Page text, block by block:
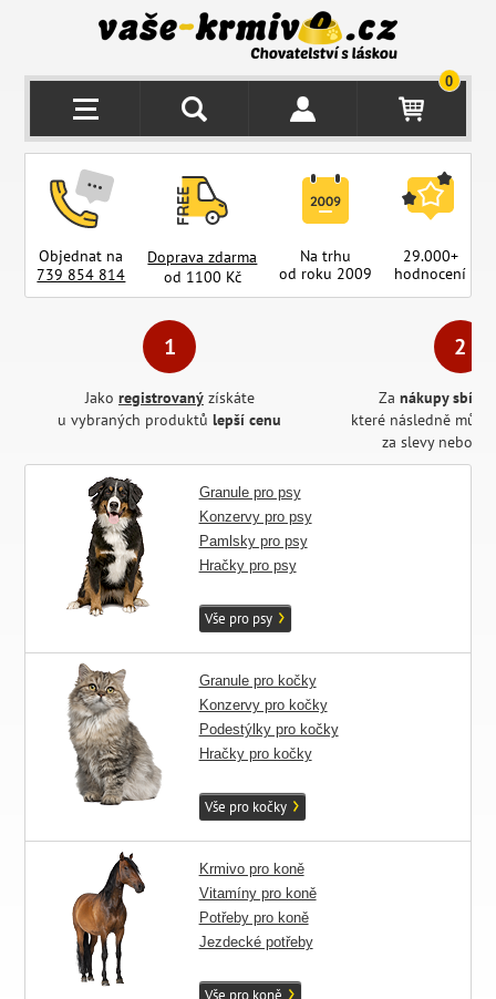
0
Objednat na
739 854 814
Doprava zdarma
od 1100 Kč
Na trhu
od roku 2009
29.000+
hodnocení
Jako registrovanýzískáte
u vybraných produktůlepší cenu
Za nákupy
které následně
za slevy nebo
Granule pro psy
Konzervy pro psy
Pamlsky pro psy
Hračky pro psy
Vše pro psy
Granule pro kočky
Konzervy pro kočky
Podestýlky pro kočky
Hračky pro kočky
Vše pro kočky
Krmivo pro koně
Vitamíny pro koně
Potřeby pro koně
Jezdecké potřeby
Vše pro koně